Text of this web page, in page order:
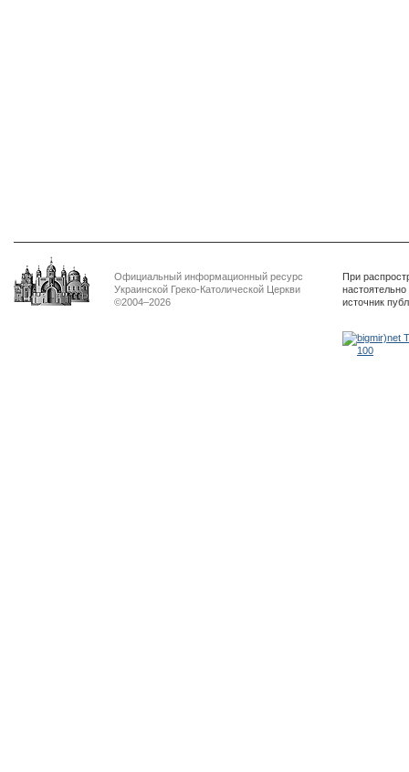
Официальный информационный ресурс
Украинской Греко-Католической Церкви
©2004–2026
При
источник